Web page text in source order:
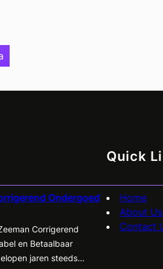
Ondergoed
Corrigerend
en Betaalbaar
jaren steeds
Quick
Home
About Us
Contact